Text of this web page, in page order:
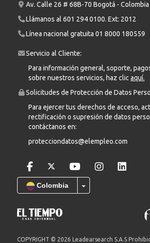
Av. Calle 26 # 68B-70 Bogotá - Colombia
Llámanos al 601 294 0100. Ext: 2012
Línea nacional gratuita 01 8000 180559
Servicio al Cliente:
Para información general, soporte,
sobre nuestros servicios, haz clicaquí.
Solicitudes de Protección de Datos
Para ejercer tus derechos de acceso,
rectificación o supresión de datos
contáctanos en:
protecciondatos@elempleo.com
Colombia
COPYRIGHT © 2026 Leadearsearch S.A.S